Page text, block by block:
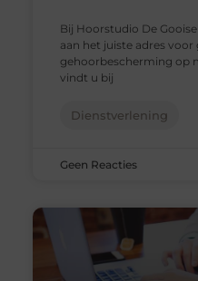
Bij Hoorstudio De
aan het juiste adres
gehoorbescherming op
vindt u bij
Dienstverlening
Geen Reacties